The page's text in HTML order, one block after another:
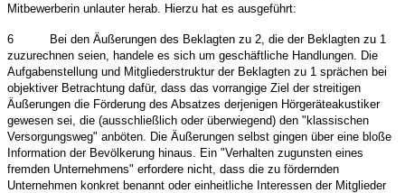
Mitbewerberin unlauter herab. Hierzu hat es ausgeführt:
6
Bei den Äußerungen des Beklagten zu 2, die der Beklagten zu 1
zuzurechnen seien, handele es sich um geschäftliche Handlungen. Die
Aufgabenstellung und Mitgliederstruktur der Beklagten zu 1 sprächen bei
objektiver Betrachtung dafür, dass das vorrangige Ziel der streitigen
Äußerungen die Förderung des Absatzes derjenigen Hörgeräteakustiker
gewesen sei, die (ausschließlich oder überwiegend) den "klassischen
Versorgungsweg" anböten. Die Äußerungen selbst gingen über eine bloße
Information der Bevölkerung hinaus. Ein "Verhalten zugunsten eines
fremden Unternehmens" erfordere nicht, dass die zu fördernden
Unternehmen konkret benannt oder einheitliche Interessen der Mitglieder